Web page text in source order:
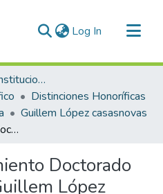
Log In (current)
Archivo Histórico Institucional
Distinciones Honoríficas
Guillem López casasnovas
Acto de Conferimiento Doctorado Honoris Causa: Guillem López Casasnovas
Doctorado
López